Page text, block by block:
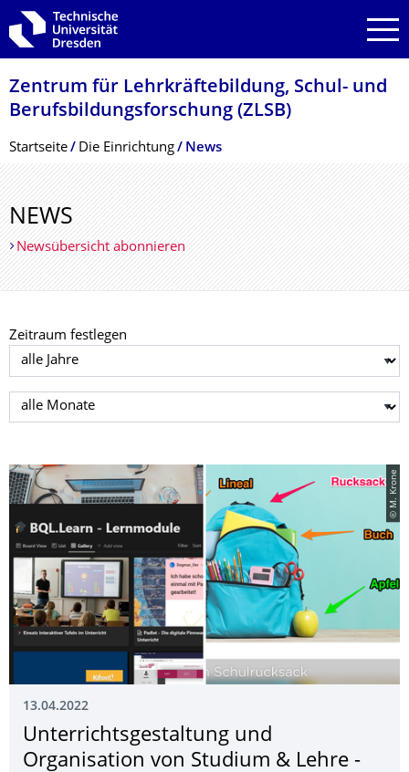
Zur Hauptnavigation springen
Zur Suche springen
Zum Inhalt springen
Zentrum für Lehrkräftebildung, Schul- und
Berufsbildungsfor­schung (ZLSB)
Breadcrumb-Menü
Startseite Die Einrichtung News
NEWS
Newsübersicht abonnieren
Zeitraum festlegen
Jahr auswählen
Monat auswählen
© M. Krone
13.04.2022
Unterrichtsgestal­tung und
Organisation von Studium & Lehre -